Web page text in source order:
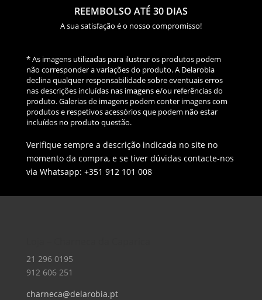
REEMBOLSO ATÉ 30 DIAS
A sua satisfação é o nosso compromisso!
* As imagens utilizadas para ilustrar os produtos podem
não corresponder a variações do produto. A Delarobia
declina qualquer responsabilidade sobre eventuais erros
nas descrições incluídas nas imagens e/ou referências do
produto. Galerias de imagens podem conter imagens com
produtos e respetivos acessórios que podem não estar
incluídos no produto questão.
Verifique sempre a descrição indicada no site no
momento da compra, e se tiver dúvidas contacte-nos
via Whatsapp: +351 912 101 008
21 296 0195
912 606 251
charneca@delarobia.pt